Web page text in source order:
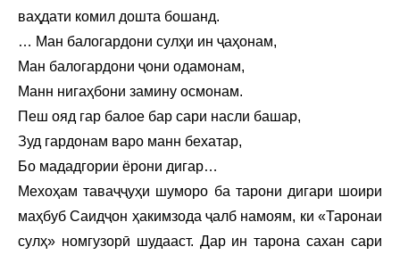
ваҳдати комил дошта бошанд.
… Ман балогардони сулҳи ин ҷаҳонам,
Ман балогардони ҷони одамонам,
Манн нигаҳбони замину осмонам.
Пеш ояд гар балое бар сари насли башар,
Зуд гардонам варо манн бехатар,
Бо мададгории ёрони дигар…
Мехоҳам таваҷҷуҳи шуморо ба тарони дигари шоири
маҳбуб Саидҷон ҳакимзода ҷалб намоям, ки «Таронаи
сулҳ» номгузорӣ шудааст. Дар ин тарона сахан сари